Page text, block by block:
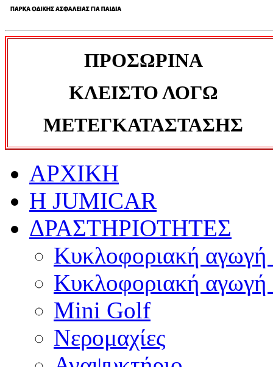
ΠΡΟΣΩΡΙΝΑ
ΚΛΕΙΣΤΟ ΛΟΓΩ
ΜΕΤΕΓΚΑΤΑΣΤΑΣΗΣ
ΑΡΧΙΚΗ
Η JUMICAR
ΔΡΑΣΤΗΡΙΟΤΗΤΕΣ
Κυκλοφοριακή αγωγή
Κυκλοφοριακή αγωγή
Mini Golf
Νερομαχίες